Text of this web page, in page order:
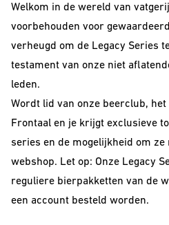
Welkom in de wereld van
voorbehouden voor
verheugd om de Legacy Series
testament van onze niet
leden.
Wordt lid van onze beerclub, het
Frontaal en je krijgt exclusieve
series en de mogelijkheid om ze
webshop. Let op: Onze Legacy
reguliere bierpakketten van de
een account besteld worden.